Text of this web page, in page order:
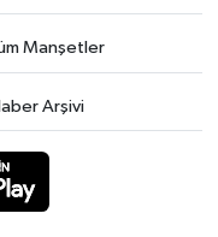
Manşetler
Arşivi